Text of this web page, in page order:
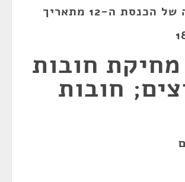
ישיבת ועדה של הכנסת ה-12 מתאריך
חובות
חובות